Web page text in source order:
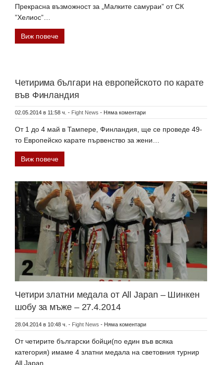
Прекрасна възможност за „Малките самураи” от СК
”Хелиос”…
Виж повече
Четирима българи на европейското по карате
във Финландия
02.05.2014 в 11:58 ч. - Fight News - Няма коментари
От 1 до 4 май в Тампере, Финландия, ще се проведе 49-
то Европейско карате първенство за жени…
Виж повече
Четири златни медала от All Japan – Шинкен
шобу за мъже – 27.4.2014
28.04.2014 в 10:48 ч. - Fight News - Няма коментари
От четирите български бойци(по един във всяка
категория) имаме 4 златни медала на световния турнир
All Japan….